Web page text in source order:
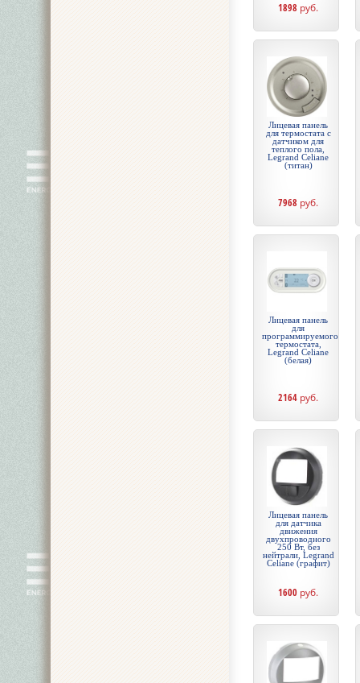
1898 руб.
Лицевая панель
для термостата с
датчиком для
теплого пола,
Legrand Celiane
(титан)
7968 руб.
Лицевая панель
для
программируемого
термостата,
Legrand Celiane
(белая)
2164 руб.
Лицевая панель
для датчика
движения
двухпроводного
250 Вт, без
нейтрали, Legrand
Celiane (графит)
1600 руб.